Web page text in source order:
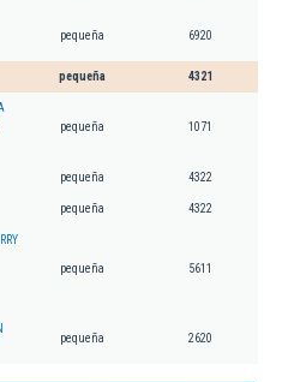
pequeña 6920
pequeña 4321
pequeña 1071
pequeña 4322
pequeña 4322
pequeña 5611
pequeña 2620